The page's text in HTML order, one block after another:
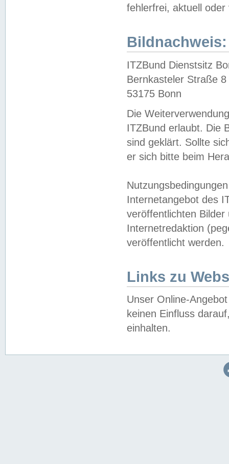
fehlerfrei, aktuell oder
Bildnachweis:
ITZBund Dienstsitz
Bernkasteler Straße 8
53175 Bonn
Die
ITZBund erlaubt. Die
sind geklärt. Sollte
er sich bitte beim
Internetangebot des
veröffentlichten
Internetredaktion
veröffentlicht werden.
Links zu
Unser Online-
keinen Einfluss
einhalten.